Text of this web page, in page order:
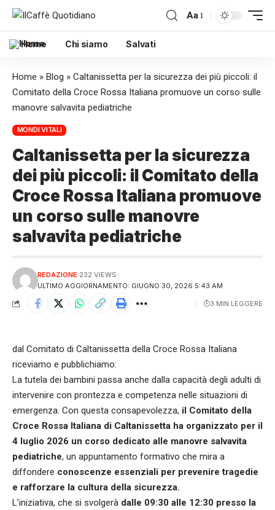
Aa
Home Chi siamo Salvati
Home » Blog » Caltanissetta per la sicurezza dei più piccoli: il
Comitato della Croce Rossa Italiana promuove un corso sulle
manovre salvavita pediatriche
MONDI VITALI
Caltanissetta per la sicurezza
dei più piccoli: il Comitato della
Croce Rossa Italiana promuove
un corso sulle manovre
salvavita pediatriche
ULTIMO AGGIORNAMENTO: GIUGNO 30, 2026 5:43 AM
REDAZIONE 232 VIEWS
3 MIN LEGGERE
dal Comitato di Caltanissetta della Croce Rossa Italiana
riceviamo e pubblichiamo:
La tutela dei bambini passa anche dalla capacità degli adulti di
intervenire con prontezza e competenza nelle situazioni di
emergenza. Con questa consapevolezza, il Comitato della
Croce Rossa Italiana di Caltanissetta ha organizzato per il
4 luglio 2026 un corso dedicato alle manovre salvavita
pediatriche, un appuntamento formativo che mira a
diffondere conoscenze essenziali per prevenire tragedie
e rafforzare la cultura della sicurezza.
L’iniziativa, che si svolgerà dalle 09:30 alle 12:30 presso la